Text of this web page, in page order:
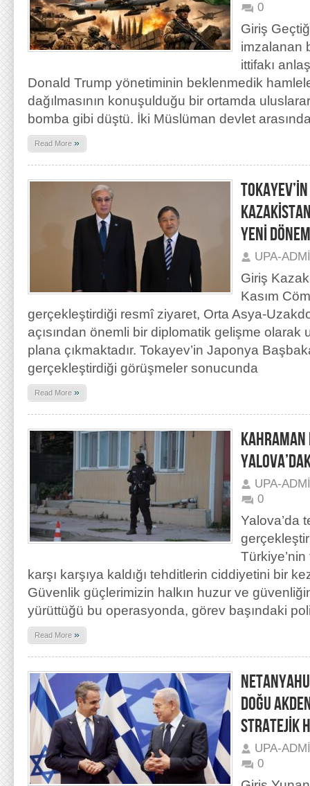
0
Giriş
imzalanan
ittifakı
Donald Trump yönetiminin beklenmedik
dağılmasının konuşulduğu bir ortamda
bomba gibi düştü. İki Müslüman devlet
Read More »
YENİ
UPA-
Giriş
Kasım
gerçekleştirdiği resmî ziyaret, Orta Asya-
açısından önemli bir diplomatik gelişme olarak
plana çıkmaktadır. Tokayev’in Japonya
gerçekleştirdiği görüşmeler sonucunda
Read More »
UPA-
0
Yalova’da
karşı karşıya kaldığı tehditlerin ciddiyetini bir
Güvenlik güçlerimizin halkın huzur ve
yürüttüğü bu operasyonda, görev başındaki
Read More »
DOĞU
STRATEJİK
UPA-
0